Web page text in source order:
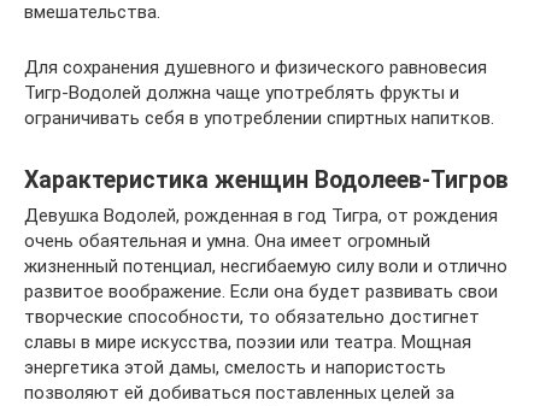
вмешательства.
Для сохранения душевного и физического равновесия
Тигр-Водолей должна чаще употреблять фрукты и
ограничивать себя в употреблении спиртных напитков.
Характеристика женщин Водолеев-Тигров
Девушка Водолей, рожденная в год Тигра, от рождения
очень обаятельная и умна. Она имеет огромный
жизненный потенциал, несгибаемую силу воли и отлично
развитое воображение. Если она будет развивать свои
творческие способности, то обязательно достигнет
славы в мире искусства, поэзии или театра. Мощная
энергетика этой дамы, смелость и напористость
позволяют ей добиваться поставленных целей за